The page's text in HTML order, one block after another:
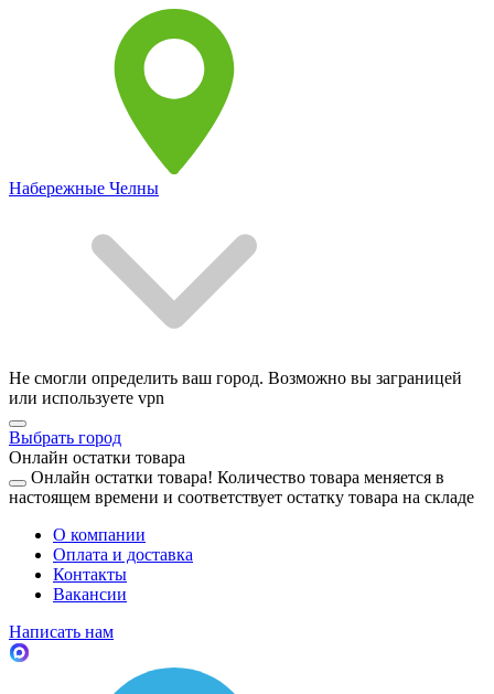
Набережные Челны
Не смогли определить ваш город. Возможно вы заграницей
или используете vpn
Выбрать город
Онлайн остатки товара
Онлайн остатки товара! Количество товара меняется в
настоящем времени и соответствует остатку товара на складе
О компании
Оплата и доставка
Контакты
Вакансии
Написать нам